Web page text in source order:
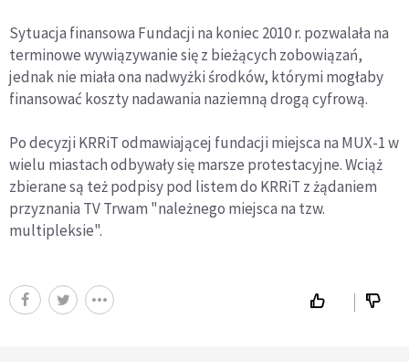
Sytuacja finansowa Fundacji na koniec 2010 r. pozwalała na
terminowe wywiązywanie się z bieżących zobowiązań,
jednak nie miała ona nadwyżki środków, którymi mogłaby
finansować koszty nadawania naziemną drogą cyfrową.
Po decyzji KRRiT odmawiającej fundacji miejsca na MUX-1 w
wielu miastach odbywały się marsze protestacyjne. Wciąż
zbierane są też podpisy pod listem do KRRiT z żądaniem
przyznania TV Trwam "należnego miejsca na tzw.
multipleksie".